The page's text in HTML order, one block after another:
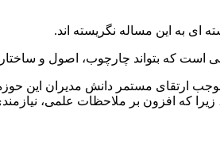
ای به این مساله نگریسته اند.
است که بتواند چارچوب، اصول و
موجب ارتقای مستمر دانش مدیران این
که افزون بر ملاحظات علمی،